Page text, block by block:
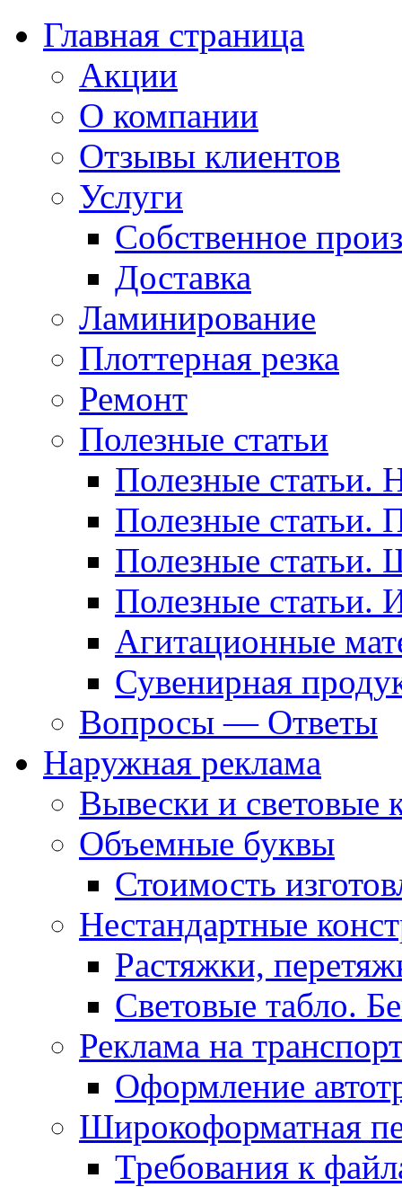
Главная страница
Акции
О компании
Отзывы клиентов
Услуги
Собственное
Доставка
Ламинирование
Плоттерная резка
Ремонт
Полезные статьи
Полезные статьи.
Полезные статьи.
Полезные статьи.
Полезные статьи.
Агитационные
Сувенирная
Вопросы — Ответы
Наружная реклама
Вывески и световые
Объемные буквы
Стоимость
Нестандартные
Растяжки,
Световые табло.
Реклама на
Оформление
Широкоформатная
Требования к